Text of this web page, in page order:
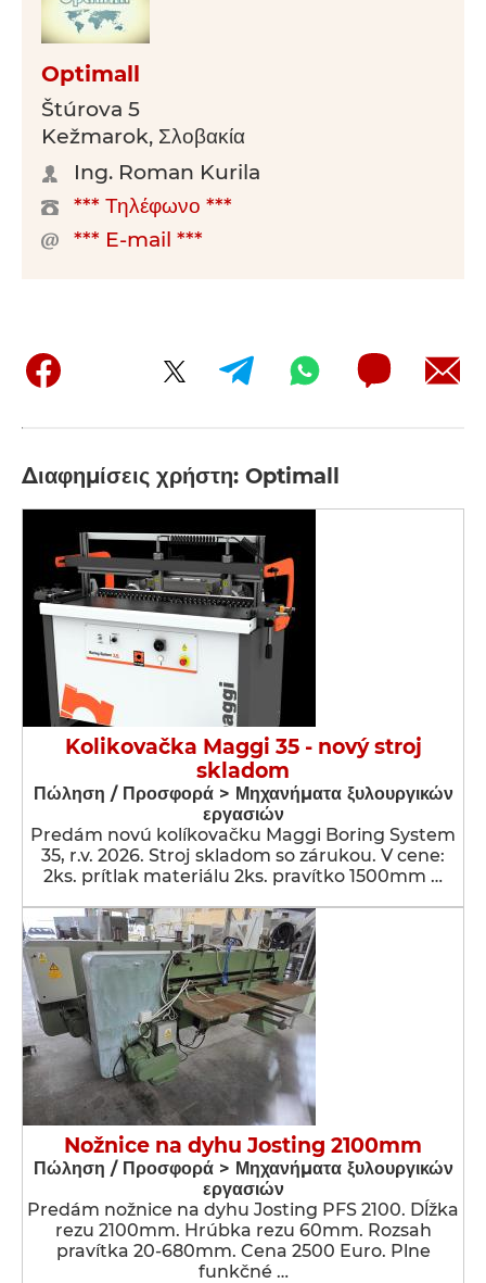
Optimall
Štúrova 5
Kežmarok, Σλοβακία
Ing. Roman Kurila
*** Τηλέφωνο ***
*** E-mail ***
Διαφημίσεις χρήστη: Optimall
Kolikovačka Maggi 35 - nový stroj
skladom
Πώληση / Προσφορά > Μηχανήματα ξυλουργικών
εργασιών
Predám novú kolíkovačku Maggi Boring System
35, r.v. 2026. Stroj skladom so zárukou. V cene:
2ks. prítlak materiálu 2ks. pravítko 1500mm …
Nožnice na dyhu Josting 2100mm
Πώληση / Προσφορά > Μηχανήματα ξυλουργικών
εργασιών
Predám nožnice na dyhu Josting PFS 2100. Dĺžka
rezu 2100mm. Hrúbka rezu 60mm. Rozsah
pravítka 20-680mm. Cena 2500 Euro. Plne
funkčné …